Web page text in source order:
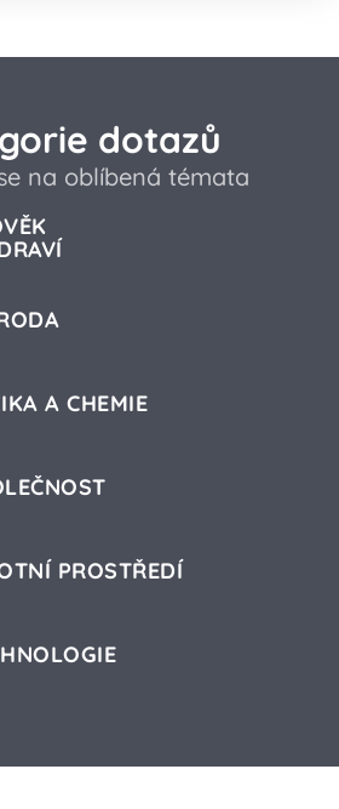
dotazů
na oblíbená témata
A CHEMIE
PROSTŘEDÍ